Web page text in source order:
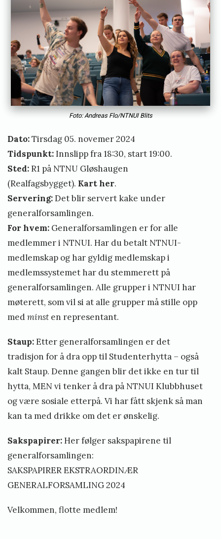
Foto: Andreas Flo/NTNUI Blits
Dato:Tirsdag 05. novemer 2024
Tidspunkt:Innslipp fra 18:30, start 19:00.
Sted:R1 på NTNU Gløshaugen
(Realfagsbygget). Kart her.
Servering:Det blir servert kake under
generalforsamlingen.
For hvem: Generalforsamlingen er for alle
medlemmer i NTNUI. Har du betalt NTNUI-
medlemskap og har gyldig medlemskap i
medlemssystemet har du stemmerett på
generalforsamlingen. Alle grupper i NTNUI har
møterett, som vil si at alle grupper må stille opp
medminst en representant.
Staup:Etter generalforsamlingen er det
tradisjon for å dra opp til Studenterhytta – også
kalt Staup. Denne gangen blir det ikke en tur til
hytta, MEN vi tenker å dra på NTNUI Klubbhuset
og være sosiale etterpå. Vi har fått skjenk så man
kan ta med drikke om det er ønskelig.
Sakspapirer:Her følger sakspapirene til
generalforsamlingen:
SAKSPAPIRER EKSTRAORDINÆR
GENERALFORSAMLING 2024
Velkommen, flotte medlem!